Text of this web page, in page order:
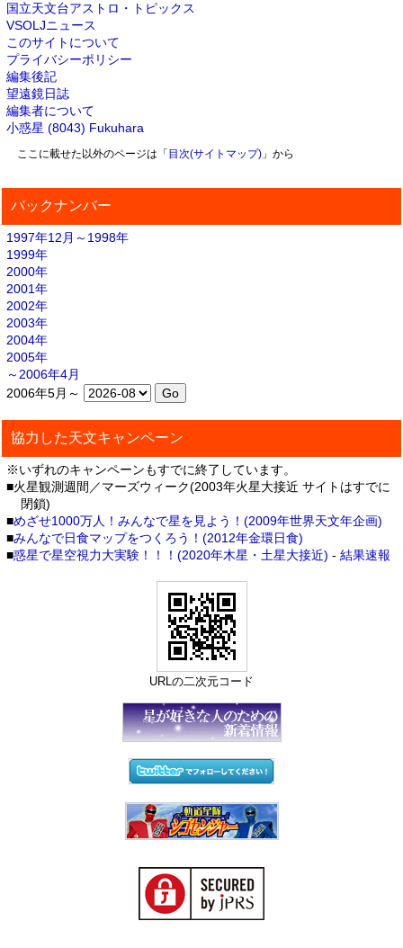
国立天文台アストロ・トピックス
VSOLJニュース
このサイトについて
プライバシーポリシー
編集後記
望遠鏡日誌
編集者について
小惑星 (8043) Fukuhara
ここに載せた以外のページは「 目次(サイトマップ)」から
バックナンバー
1997年12月～1998年
1999年
2000年
2001年
2002年
2003年
2004年
2005年
～2006年4月
2006年5月～
協力した天文キャンペーン
※いずれのキャンペーンもすでに終了しています。
■火星観測週間／マーズウィーク(2003年火星大接近 サイトはすでに
閉鎖)
■めざせ1000万人！みんなで星を見よう！(2009年世界天文年企画)
■みんなで日食マップをつくろう！(2012年金環日食)
■惑星で星空視力大実験！！！(2020年木星・土星大接近) - 結果速報
URLの二次元コード